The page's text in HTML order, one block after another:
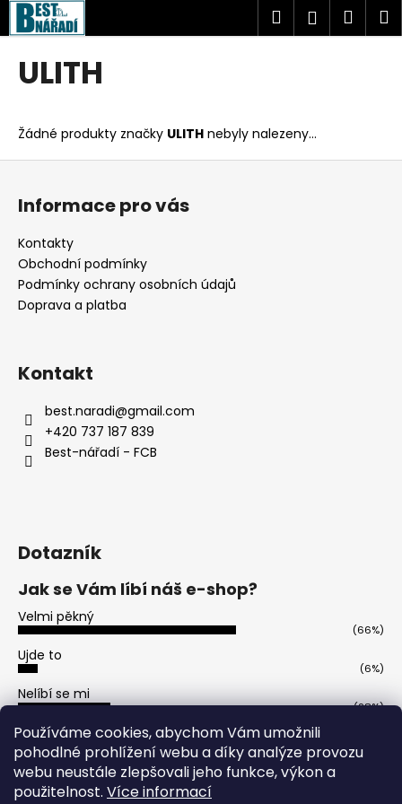
Používáme cookies, abychom Vám umožnili
pohodlné prohlížení webu a díky analýze provozu
webu neustále zlepšovali jeho funkce, výkon a
použitelnost. Více informací
Přejít
obsah
Hledat
ULITH
Žádné produkty značky ULITH nebyly nalezeny...
K
o
o
p
o
t
ř
e
b
u
j
e
a
D
o
p
o
r
u
Z
Informace pro vás
Kontakty
Obchodní podmínky
Podmínky ochrany osobních údajů
Doprava a platba
Kontakt
best.naradi@gmail.com
+420 737 187 839
Best-nářadí - FCB
Dotazník
Jak se Vám líbí náš e-shop?
Velmi pěkný
(66%)
Ujde to
(6%)
Nelíbí se mi
(28%)
Počet hlasů:50